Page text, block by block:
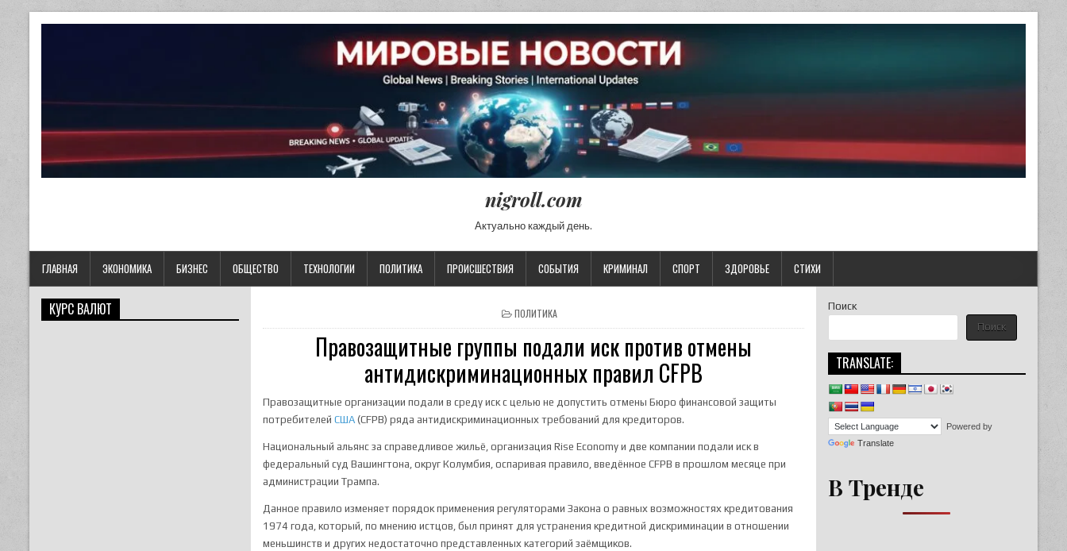
nigroll.com
Актуально каждый день.
ГЛАВНАЯ ЭКОНОМИКА БИЗНЕС ОБЩЕСТВО ТЕХНОЛОГИИ ПОЛИТИКА ПРОИСШЕСТВИЯ СОБЫТИЯ КРИМИНАЛ СПОРТ ЗДОРОВЬЕ СТИХИ
POSTED IN
ПОЛИТИКА
Правозащитные группы подали иск против отмены
антидискриминационных правил CFPB
Правозащитные организации подали в среду иск с целью не допустить отмены Бюро финансовой защиты
потребителейСША (CFPB) ряда антидискриминационных требований для кредиторов.
Национальный альянс за справедливое жильё, организация Rise Economy и две компании подали иск в
федеральный суд Вашингтона, округ Колумбия, оспаривая правило, введённое CFPB в прошлом месяце при
администрации Трампа.
Данное правило изменяет порядок применения регуляторами Закона о равных возможностях кредитования
1974 года, который, по мнению истцов, был принят для устранения кредитной дискриминации в отношении
меньшинств и других недостаточно представленных категорий заёмщиков.
Поиск
Поиск
TRANSLATE:
Powered by
Translate
В Тренде
КУРС ВАЛЮТ